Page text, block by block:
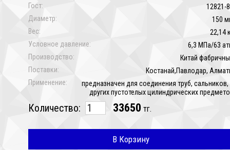
Гост:
12821-
Диаметр:
150
Вес:
22,14
Условное давление:
6,3 МПа/63
Производство:
Китай
Поставки:
Костанай,Павлодар,
Применение:
предназначен для соединения труб, сальников,
других пустотелых цилиндрических
Количество: 33650 тг.
В Корзину